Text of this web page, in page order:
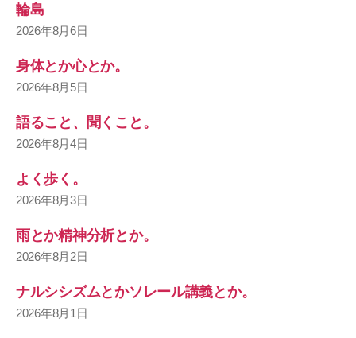
輪島
2026年8月6日
身体とか心とか。
2026年8月5日
語ること、聞くこと。
2026年8月4日
よく歩く。
2026年8月3日
雨とか精神分析とか。
2026年8月2日
ナルシシズムとかソレール講義とか。
2026年8月1日